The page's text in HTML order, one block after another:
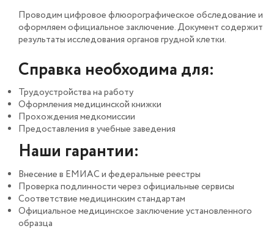
Проводим цифровое флюорографическое обследование и
оформляем официальное заключение. Документ содержит
результаты исследования органов грудной клетки.
Справка необходима для:
Трудоустройства на работу
Оформления медицинской книжки
Прохождения медкомиссии
Предоставления в учебные заведения
Наши гарантии:
Внесение в ЕМИАС и федеральные реестры
Проверка подлинности через официальные сервисы
Соответствие медицинским стандартам
Официальное медицинское заключение установленного
образца